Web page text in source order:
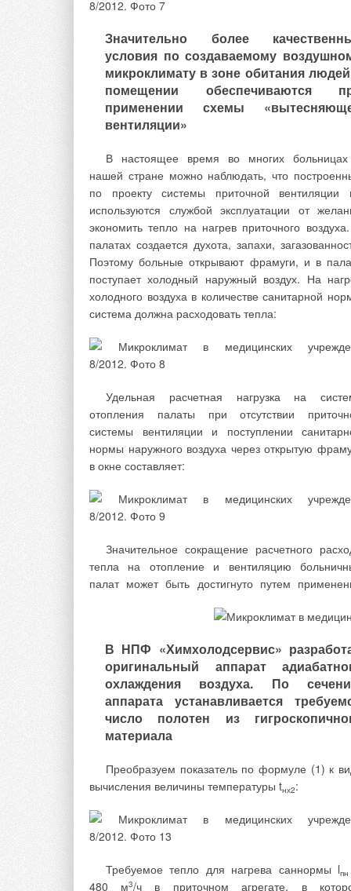
Значительно более
условия по создаваемому
микроклимату в зоне обитания
помещении обеспечиваются
применении схемы
вентиляции»
В настоящее время во многих
нашей стране можно наблюдать, что
по проекту системы приточной вентиляции
используются службой эксплуатации от
экономить тепло на нагрев приточного
палатах создается духота, запахи,
Поэтому больные открывают фрамуги, и в
поступает холодный наружный воздух. На
холодного воздуха в количестве санитарной
система должна расходовать тепла:
Удельная расчетная нагрузка на
отопления палаты при отсутствии
системы вентиляции и поступлении
нормы наружного воздуха через открытую
в окне составляет:
Значительное сокращение расчетного
тепла на отопление и вентиляцию
палат может быть достигнуто путем
В НПФ «Химхолодсервис»
оригинальный аппарат
охлаждения воздуха. По
аппарата устанавливается
число полотен из
материала
Преобразуем показатель по формуле (1) к
вычисления величины температуры tнх2:
Требуемое тепло для нагрева саннормы lпн
480 м3/ч в приточном агрегате, в
реагентность (не требуется
Наиболее широкое практическое
нашли фильтроэлементы с размером пор от 5 до
мкм и пористостью 35-60 % работающие в
доочистки на микрофильтрах
Фильтроэлементы изготавливаются в
цилиндрических картриджей с толщиной стенок
20 мм с резьбовыми держателями на
Соединение картриджей между собой
получить фильтр с заданной поверхностью
соответственно, с заданной
Такое конструктивное
фильтроэлементов позволяет проводить
воды в режиме глубинной фильтрации.
фильтроэлементов обеспечивается
промывкой (обратной отдувкой сжатым
или их комбинацией. Данное техническое
промывку — восстановление
фильтра. Согласно СНиП 2.04.02-
«Водоснабжение. Наружные сети и
интенсивность промывки загрузки составляет
л/(с-м).
Однако, технико-экономические
приведенных установок разнятся и
зависимости от условий работы, произвести
системы очистки в пользу одного
очистки воды фильтрование обработанных
активированного угля. Однако, при
загрузки сбрасывается большое количество
что не всегда допустимо в условиях
При этом тонкость очистки определяется
размером гранул активированного угля.
Второй вариант исполнения
технологии очистки отличается от
использованием на стадии доочистки
озоном воды выносного фильтра из ПГС-
В отличие от базового варианта
полностью исключается сброс воды
регенерации фильтроэлементов и